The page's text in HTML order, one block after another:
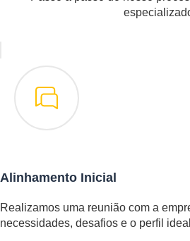
Alinhamento Inicial
Realizamos uma reunião com a
necessidades, desafios e o perfil